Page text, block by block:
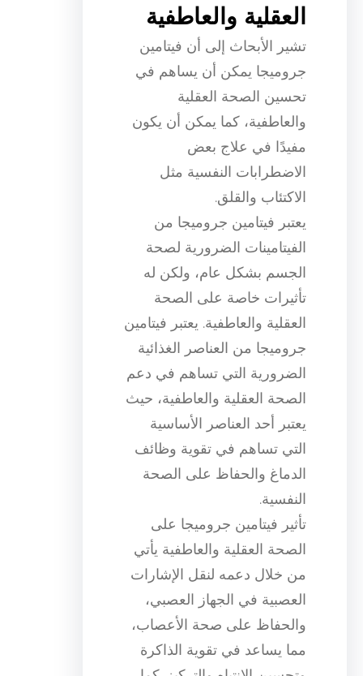
العقلية والعاطفية
تشير الأبحاث إلى أن فيتامين
جروميجا يمكن أن يساهم في
تحسين الصحة العقلية
والعاطفية، كما يمكن أن يكون
مفيدًا في علاج بعض
الاضطرابات النفسية مثل
الاكتئاب والقلق.
يعتبر فيتامين جروميجا من
الفيتامينات الضرورية لصحة
الجسم بشكل عام، ولكن له
تأثيرات خاصة على الصحة
العقلية والعاطفية. يعتبر فيتامين
جروميجا من العناصر الغذائية
الضرورية التي تساهم في دعم
الصحة العقلية والعاطفية، حيث
يعتبر أحد العناصر الأساسية
التي تساهم في تقوية وظائف
الدماغ والحفاظ على الصحة
النفسية.
تأثير فيتامين جروميجا على
الصحة العقلية والعاطفية يأتي
من خلال دعمه لنقل الإشارات
العصبية في الجهاز العصبي،
والحفاظ على صحة الأعصاب،
مما يساعد في تقوية الذاكرة